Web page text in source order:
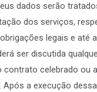
dados serão
dos serviços,
legais e até
ser discutida
contrato celebrado ou
Após a execução